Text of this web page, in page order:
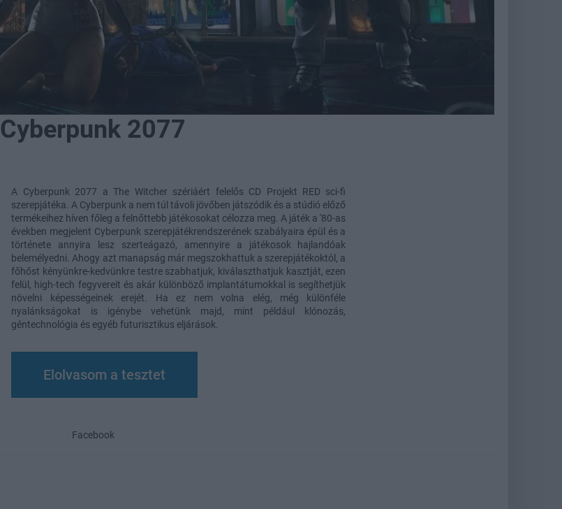
Cyberpunk 2077
A Cyberpunk 2077 a The Witcher szériáért felelős CD Projekt RED sci-fi
szerepjátéka. A Cyberpunk a nem túl távoli jövőben játszódik és a stúdió előző
termékeihez híven főleg a felnőttebb játékosokat célozza meg. A játék a '80-as
években megjelent Cyberpunk szerepjátékrendszerének szabályaira épül és a
története annyira lesz szerteágazó, amennyire a játékosok hajlandóak
belemélyedni. Ahogy azt manapság már megszokhattuk a szerepjátékoktól, a
főhőst kényünkre-kedvünkre testre szabhatjuk, kiválaszthatjuk kasztját, ezen
felül, high-tech fegyvereit és akár különböző implantátumokkal is segíthetjük
növelni képességeinek erejét. Ha ez nem volna elég, még különféle
nyalánkságokat is igénybe vehetünk majd, mint például klónozás,
géntechnológia és egyéb futurisztikus eljárások.
Elolvasom a tesztet
Facebook